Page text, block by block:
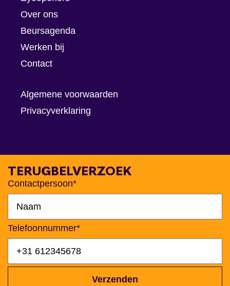
Over ons
Beursagenda
Werken bij
Contact
Algemene voorwaarden
Privacyverklaring
TERUGBELVERZOEK
Contactpersoon*
Telefoonnummer*
Verzenden